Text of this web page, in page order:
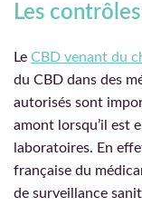
Les
Le CBD venant du
du CBD dans des
autorisés sont
amont lorsqu’il est
laboratoires. En
française du
de surveillance